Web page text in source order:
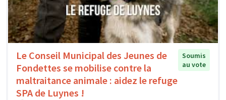
Le Conseil Municipal des Jeunes de
Fondettes se mobilise contre la
maltraitance animale : aidez le refuge
SPA de Luynes !
Soumis
au vote